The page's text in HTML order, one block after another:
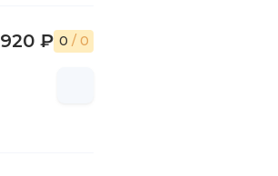
920 ₽ 0 / 0